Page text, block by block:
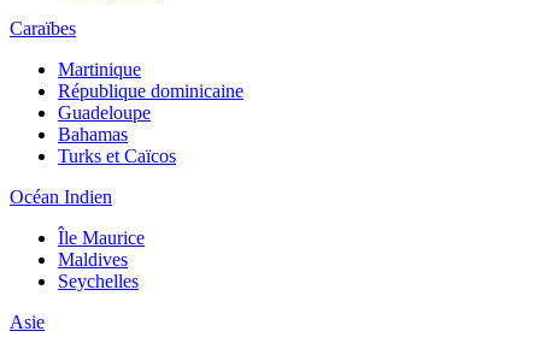
Caraïbes
Martinique
République dominicaine
Guadeloupe
Bahamas
Turks et Caïcos
Océan Indien
Île Maurice
Maldives
Seychelles
Asie